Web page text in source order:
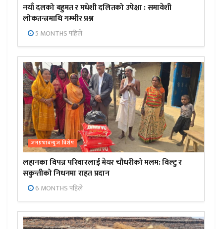
नयाँ दलको बहुमत र मधेशी दलितको उपेक्षा : समावेशी
लोकतन्त्रमाथि गम्भीर प्रश्न
5 MONTHS पहिले
जनप्रभाबन्युज विशेष
लहानका विपन्न परिवारलाई मेयर चौधरीको मलम: विल्टु र
सकुन्तीको निधनमा राहत प्रदान
6 MONTHS पहिले